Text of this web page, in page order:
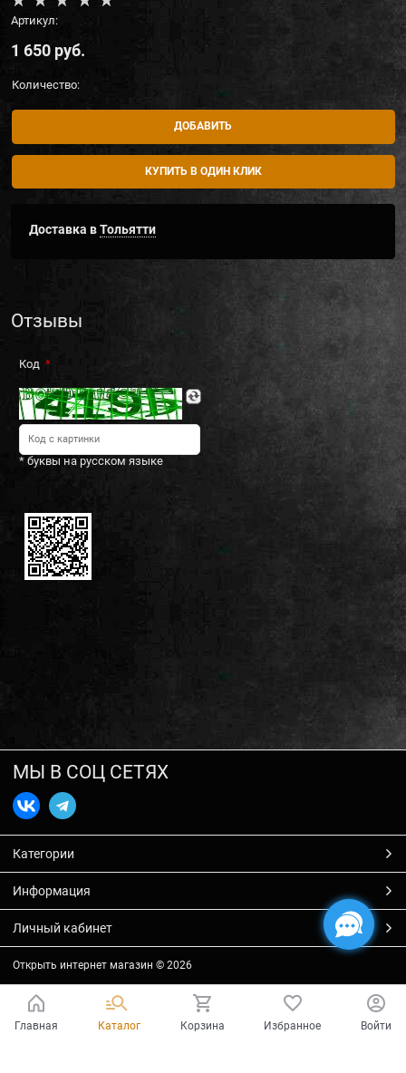
Артикул:
1 650 руб.
Количество:
ДОБАВИТЬ
КУПИТЬ В ОДИН КЛИК
Доставка вТольятти
Отзывы
Код
* буквы на русском языке
МЫ В СОЦ СЕТЯХ
Категории
Информация
Личный кабинет
Открыть интернет магазин © 2026
Главная Каталог Корзина Избранное Войти